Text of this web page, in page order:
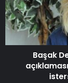
Başak